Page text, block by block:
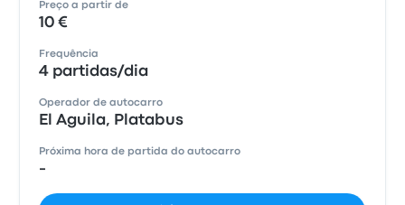
Preço a partir de
10 €
Frequência
4 partidas/dia
Operador de autocarro
El Aguila, Platabus
Próxima hora de partida do autocarro
-